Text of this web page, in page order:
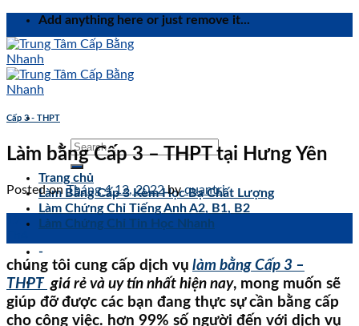
Skip
to
content
Add anything here or just remove it...
Trang chủ
Làm Bằng Cấp 3 Kèm Học Bạ Chất Lượng
Làm Chứng Chỉ Tiếng Anh A2, B1, B2
Làm Chứng Chỉ Tin Học Nhanh
-
-
Cấp 3 - THPT
Làm bằng Cấp 3 – THPT tại Hưng Yên
Posted onTháng 4 12, 2022byquantri
chúng tôi cung cấp dịch vụ làm bằng Cấp 3 –
THPT giá rẻ và uy tín nhất hiện nay, mong muốn sẽ
giúp đỡ được các bạn đang thực sự cần bằng cấp
cho công việc. hơn 99% số người đến với dịch vụ